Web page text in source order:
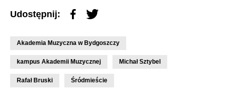
Udostępnij:
Akademia Muzyczna w Bydgoszczy
kampus Akademii Muzycznej Michał Sztybel
Rafał Bruski Śródmieście